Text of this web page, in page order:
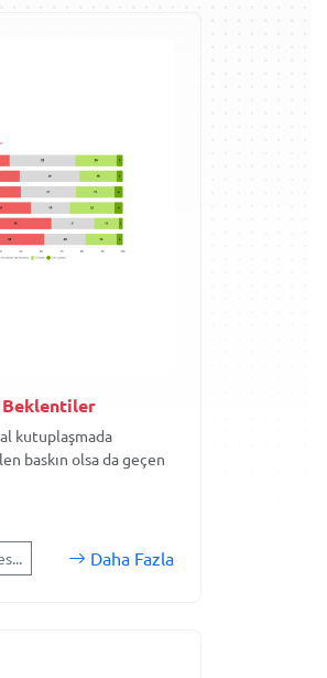
Beklentiler
kutuplaşmada
baskın olsa da geçen
Daha Fazla